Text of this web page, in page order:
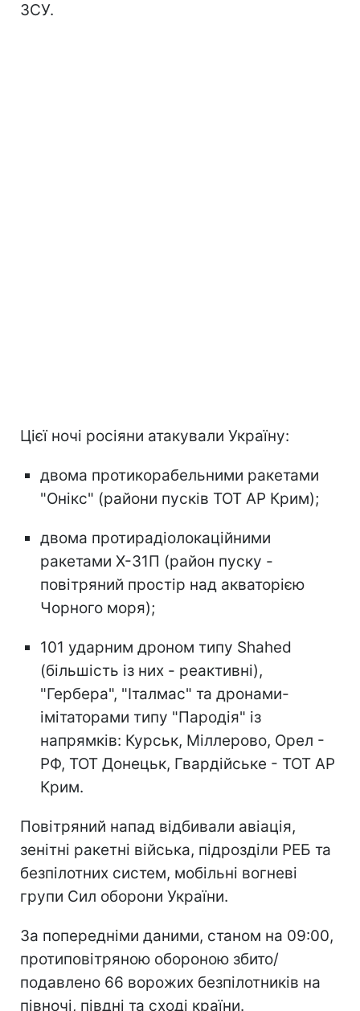
ЗСУ.
Цієї ночі росіяни атакували Україну:
двома протикорабельними ракетами
"Онікс" (райони пусків ТОТ АР Крим);
двома протирадіолокаційними
ракетами Х-31П (район пуску -
повітряний простір над акваторією
Чорного моря);
101 ударним дроном типу Shahed
(більшість із них - реактивні),
"Гербера", "Італмас" та дронами-
імітаторами типу "Пародія" із
напрямків: Курськ, Міллерово, Орел -
РФ, ТОТ Донецьк, Гвардійське - ТОТ АР
Крим.
Повітряний напад відбивали авіація,
зенітні ракетні війська, підрозділи РЕБ та
безпілотних систем, мобільні вогневі
групи Сил оборони України.
За попередніми даними, станом на 09:00,
протиповітряною обороною збито/
подавлено 66 ворожих безпілотників на
півночі, півдні та сході країни.